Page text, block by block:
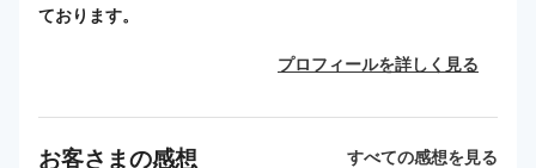
ております。
プロフィールを詳しく見る
お客さまの感想 すべての感想を見る